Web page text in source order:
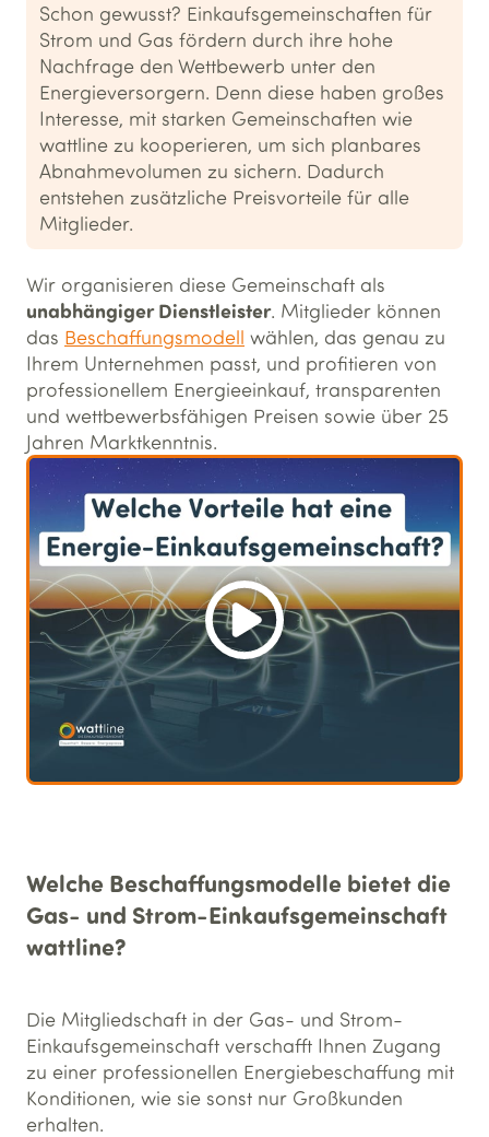
Schon gewusst? Einkaufsgemeinschaften für
Strom und Gas fördern durch ihre hohe
Nachfrage den Wettbewerb unter den
Energieversorgern. Denn diese haben großes
Interesse, mit starken Gemeinschaften wie
wattline zu kooperieren, um sich planbares
Abnahmevolumen zu sichern. Dadurch
entstehen zusätzliche Preisvorteile für alle
Mitglieder.
Wir organisieren diese Gemeinschaft als
unabhängiger Dienstleister. Mitglieder können
das Beschaffungsmodell wählen, das genau zu
Ihrem Unternehmen passt, und profitieren von
professionellem Energieeinkauf, transparenten
und wettbewerbsfähigen Preisen sowie über 25
Jahren Marktkenntnis.
Welche Beschaffungsmodelle bietet die
Gas- und Strom-Einkaufsgemeinschaft
wattline?
Die Mitgliedschaft in der Gas- und Strom-
Einkaufsgemeinschaft verschafft Ihnen Zugang
zu einer professionellen Energiebeschaffung mit
Konditionen, wie sie sonst nur Großkunden
erhalten.